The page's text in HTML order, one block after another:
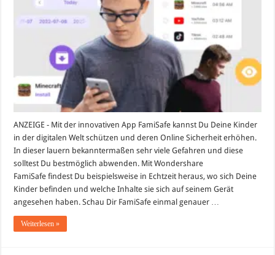
&
Sperrung:
Die
Rundum-
Schutzapp
für
Deine
Kinder
ANZEIGE - Mit der innovativen App FamiSafe kannst Du Deine Kinder
in der digitalen Welt schützen und deren Online Sicherheit erhöhen.
In dieser lauern bekanntermaßen sehr viele Gefahren und diese
solltest Du bestmöglich abwenden. Mit Wondershare
FamiSafe findest Du beispielsweise in Echtzeit heraus, wo sich Deine
Kinder befinden und welche Inhalte sie sich auf seinem Gerät
angesehen haben. Schau Dir FamiSafe einmal genauer …
Weiterlesen »